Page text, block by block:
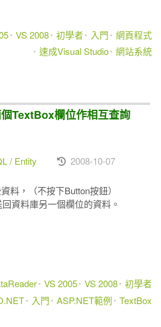
VS 2008 初學者 入門
網頁程式
速成Visual Studio 網站系統
TextBox欄位作相互查詢
/ Entity
2008-10-07
料，（不按下Button按鈕）
資料庫另一個欄位的資料。
VS 2005 VS 2008 初學者
入門 ASP.NET範例 TextBox